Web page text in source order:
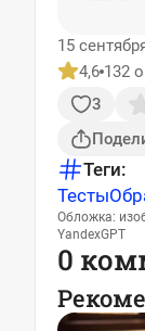
15
4,6 132
3
Теги:
Тесты
Обложка:
YandexGPT
0